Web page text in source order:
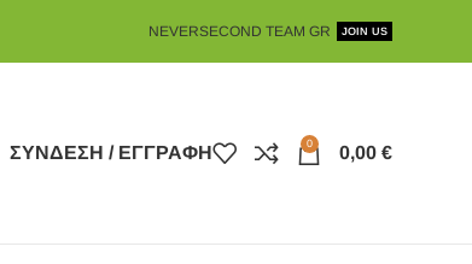
NEVERSECOND TEAM GR JOIN US
ΣΎΝΔΕΣΗ / ΕΓΓΡΑΦΉ 0 0,00 €